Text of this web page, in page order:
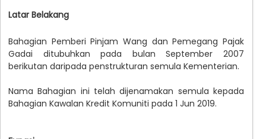
Latar Belakang
Bahagian Pemberi Pinjam Wang dan Pemegang Pajak
Gadai ditubuhkan pada bulan September 2007
berikutan daripada penstrukturan semula Kementerian.
Nama Bahagian ini telah dijenamakan semula kepada
Bahagian Kawalan Kredit Komuniti pada 1 Jun 2019.